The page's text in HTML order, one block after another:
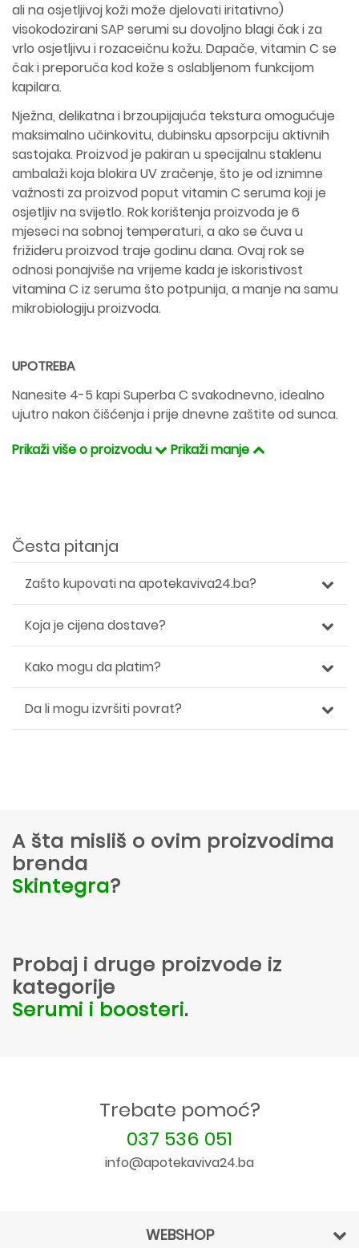
ali na osjetljivoj koži može djelovati iritativno)
visokodozirani SAP serumi su dovoljno blagi čak i za
vrlo osjetljivu i rozaceičnu kožu. Dapače, vitamin C se
čak i preporuča kod kože s oslabljenom funkcijom
kapilara.
Nježna, delikatna i brzoupijajuća tekstura omogućuje
maksimalno učinkovitu, dubinsku apsorpciju aktivnih
sastojaka. Proizvod je pakiran u specijalnu staklenu
ambalaži koja blokira UV zračenje, što je od iznimne
važnosti za proizvod poput vitamin C seruma koji je
osjetljiv na svijetlo. Rok korištenja proizvoda je 6
mjeseci na sobnoj temperaturi, a ako se čuva u
frižideru proizvod traje godinu dana. Ovaj rok se
odnosi ponajviše na vrijeme kada je iskoristivost
vitamina C iz seruma što potpunija, a manje na samu
mikrobiologiju proizvoda.
UPOTREBA
Nanesite 4-5 kapi Superba C svakodnevno, idealno
ujutro nakon čišćenja i prije dnevne zaštite od sunca.
Prikaži više o proizvodu
Prikaži manje
Česta pitanja
Zašto kupovati na apotekaviva24.ba?
Koja je cijena dostave?
Kako mogu da platim?
Da li mogu izvršiti povrat?
A šta misliš o ovim proizvodima
brenda
Skintegra?
Probaj i druge proizvode iz
kategorije
Serumi i boosteri.
Trebate pomoć?
037 536 051
info@apotekaviva24.ba
WEBSHOP